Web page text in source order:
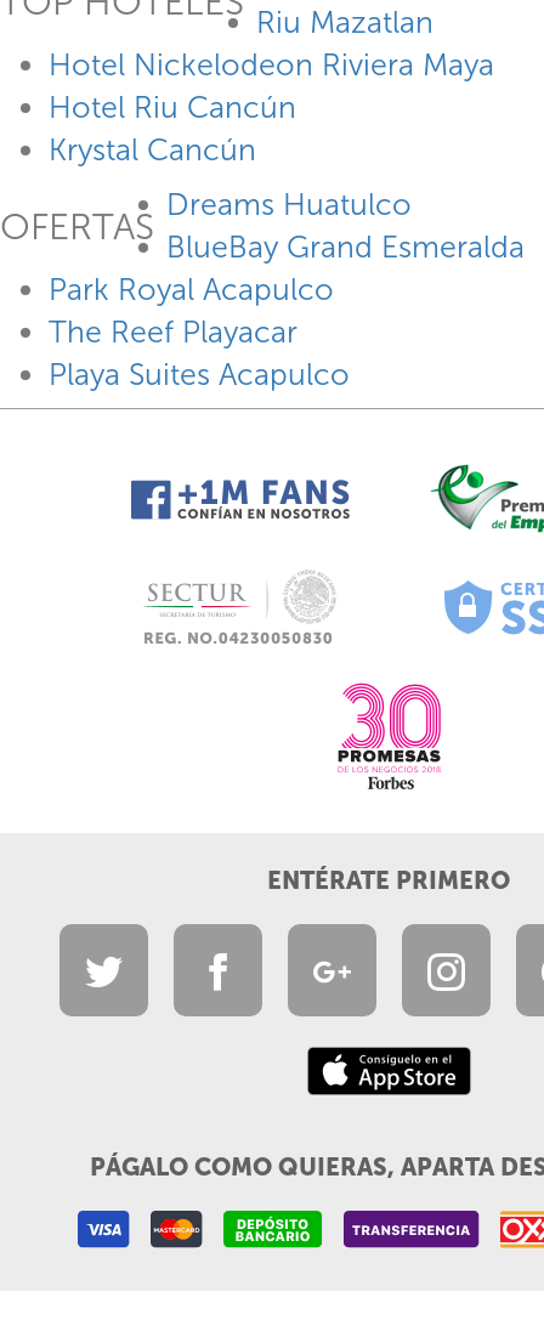
Riu Mazatlan
Hotel Nickelodeon Riviera Maya
Hotel Riu Cancún
Krystal Cancún
OFERTAS
Dreams Huatulco
BlueBay Grand Esmeralda
Park Royal Acapulco
The Reef Playacar
Playa Suites Acapulco
ENTÉRATE PRIMERO
PÁGALO COMO QUIERAS, APARTA